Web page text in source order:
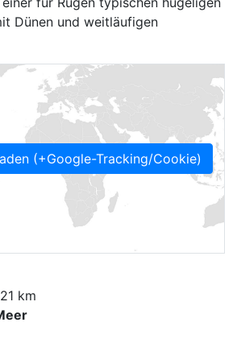
Dünen und weitläufigen
(+Google-Tracking/Cookie)
km